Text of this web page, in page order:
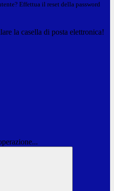
Effettua il reset della password
la casella di posta elettronica!